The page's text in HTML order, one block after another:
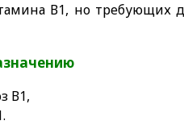
В1, но требующих
В1,